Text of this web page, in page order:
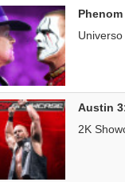
Austin
2K